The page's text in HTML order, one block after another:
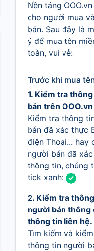
Nền tảng
cho người mua
bán. Sau đây là
ý để mua tên
toàn, vui vẻ:
Trước khi mua
1. Kiểm tra
bán trên OOO.vn
Kiểm tra thông
bán đã xác thực
điện Thoại... hay
người bán đã
thông tin, chúng
tick xanh:
2. Kiểm tra
người bán thông
thông tin liên hệ.
Tìm kiếm và
thông tin người